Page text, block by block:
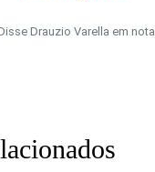
Drauzio Varella em nota